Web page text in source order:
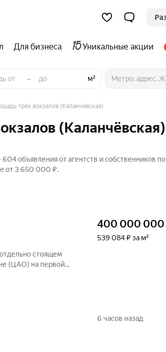
Для бизнеса Уникальные акции
– м²
трёх вокзалов (Каланчёвская)
объявления от агентств и собственников
от 3 650 000 ₽.
стоящем
(ЦАО) на первой
и Чистые пруды.
400 000 000
539 084 ₽ за м²
6 часов назад